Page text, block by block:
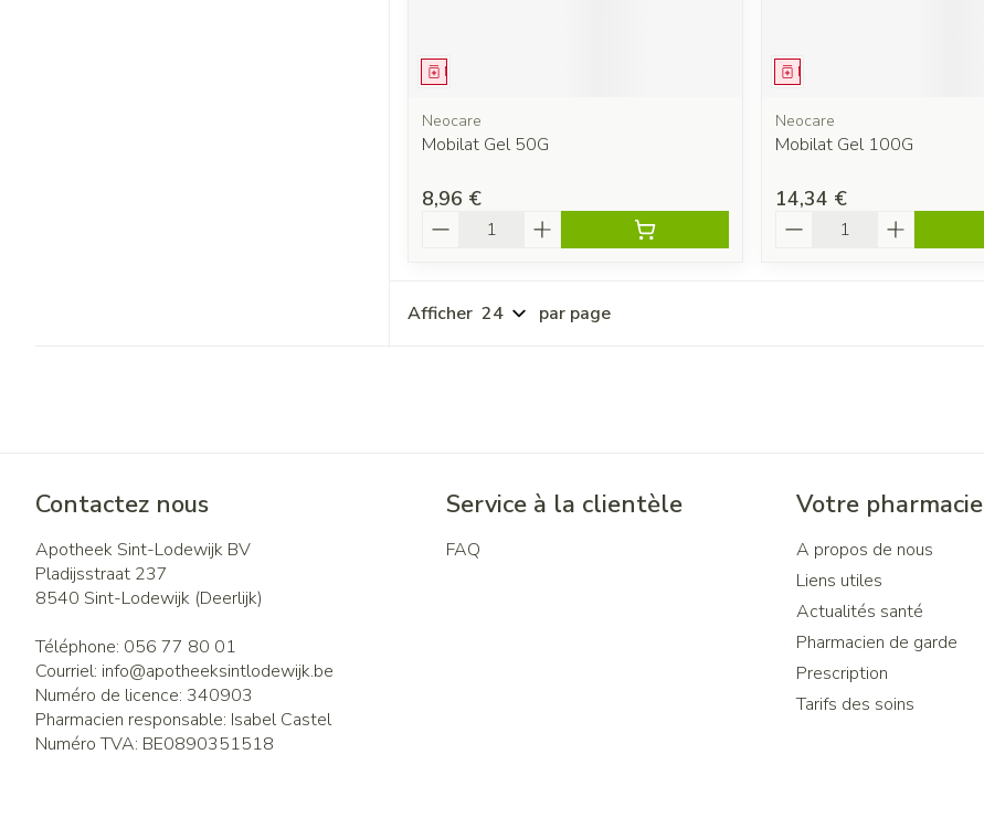
Médicament
Neocare
Mobilat Gel 50G
8,96 €
Quantité
Médicament
Neocare
Mobilat Gel 100G
14,34 €
Quantité
Afficher par page
Contactez nous
Apotheek Sint-Lodewijk BV
Pladijsstraat 237
8540 Sint-Lodewijk (Deerlijk)
Téléphone: 056 77 80 01
Courriel: info@apotheeksintlodewijk.be
Numéro de licence: 340903
Pharmacien responsable: Isabel Castel
Numéro TVA: BE0890351518
Service à la clientèle
FAQ
Votre pharmacie
A propos de nous
Liens utiles
Actualités santé
Pharmacien de garde
Prescription
Tarifs des soins